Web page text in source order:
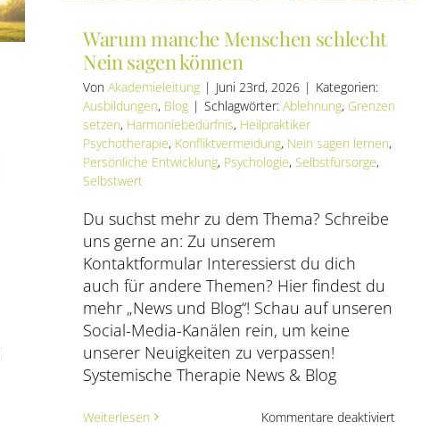
Warum manche Menschen schlecht
Nein sagen können
Von Akademieleitung | Juni 23rd, 2026 | Kategorien:
Ausbildungen, Blog | Schlagwörter: Ablehnung, Grenzen
setzen, Harmoniebedürfnis, Heilpraktiker
Psychotherapie, Konfliktvermeidung, Nein sagen lernen,
Persönliche Entwicklung, Psychologie, Selbstfürsorge,
Selbstwert
Du suchst mehr zu dem Thema? Schreibe
uns gerne an: Zu unserem
Kontaktformular Interessierst du dich
auch für andere Themen? Hier findest du
mehr „News und Blog“! Schau auf unseren
Social-Media-Kanälen rein, um keine
unserer Neuigkeiten zu verpassen!
Systemische Therapie News & Blog
Weiterlesen Kommentare deaktiviertfür